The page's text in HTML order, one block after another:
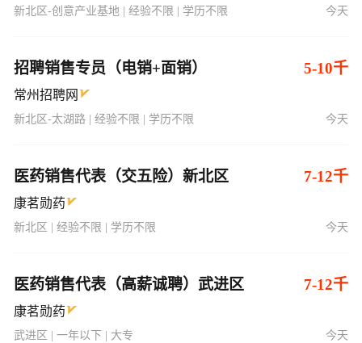
新北区-创意产业基地 | 经验不限 | 学历不限 今天
招聘销售专员（电销+面销） 5-10千
常州招聘网
新北区-太湖路 | 经验不限 | 学历不限 今天
医药销售代表（交五险）新北区 7-12千
康茗勋药
新北区 | 经验不限 | 学历不限 今天
医药销售代表（高薪诚聘）武进区 7-12千
康茗勋药
武进区 | 一年以下 | 大专 今天